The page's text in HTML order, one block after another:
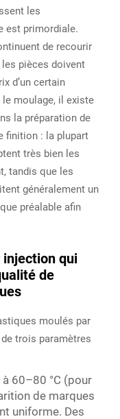
les
est primordiale.
de recourir
pièces doivent
d’un certain
moulage, il existe
la préparation de
finition : la plupart
très bien les
tandis que les
généralement un
préalable afin
injection qui
de
moulés par
trois paramètres
60–80 °C (pour
de marques
uniforme. Des